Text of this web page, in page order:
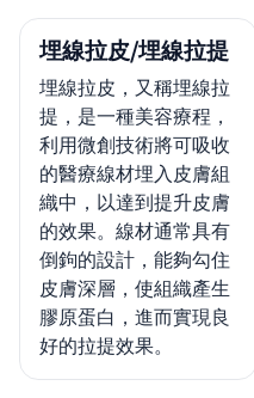
埋線拉皮/埋線拉提
埋線拉皮，又稱埋線拉
提，是一種美容療程，
利用微創技術將可吸收
的醫療線材埋入皮膚組
織中，以達到提升皮膚
的效果。線材通常具有
倒鉤的設計，能夠勾住
皮膚深層，使組織產生
膠原蛋白，進而實現良
好的拉提效果。